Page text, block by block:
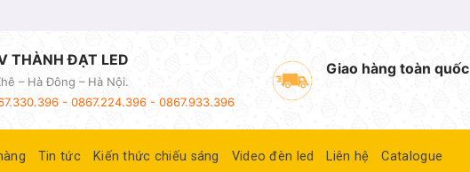
THÀNH ĐẠT LED
– Hà Đông – Hà Nội.
- 0867.224.396 - 0867.933.396
Giao hàng toàn quốc
Tin tức Kiến thức chiếu sáng Video đèn led Liên hệ Catalogue